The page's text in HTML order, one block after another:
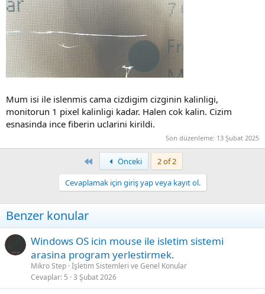
Mum isi ile islenmis cama cizdigim cizginin kalinligi,
monitorun 1 pixel kalinligi kadar. Halen cok kalin. Cizim
esnasinda ince fiberin uclarini kirildi.
Son düzenleme: 13 Şubat 2025
Önceki
2 of 2
Cevaplamak için giriş yap veya kayıt ol.
Benzer konular
Windows OS icin mouse ile isletim sistemi
arasina program yerlestirmek.
Mikro Step İşletim Sistemleri ve Genel Konular
Cevaplar 5 3 Şubat 2026